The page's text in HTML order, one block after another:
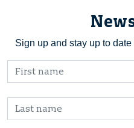
Sign up and stay up to